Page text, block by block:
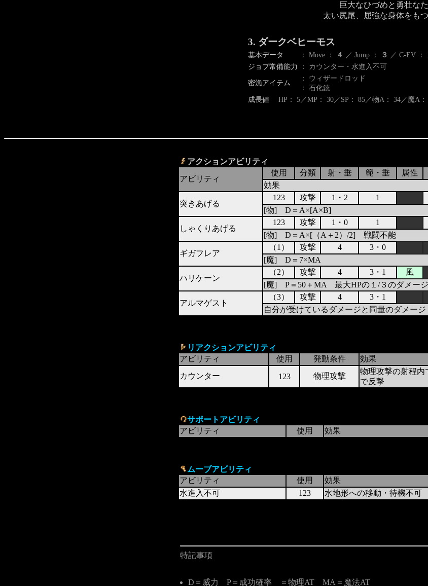
巨大なひづめと勇壮な
太い尻尾、屈強な身体をも
3. ダークベヒーモス
基本データ ： Move ： ４ ／ Jump ： ３ ／ C-EV ：
ジョブ常備能力
： カウンター・水進入不可
密漁アイテム
： ウィザードロッド
： 石化銃
成長値 HP： 5／MP： 30／SP： 85／物A： 34／魔A：
アクションアビリティ
アビリティ
使用 分類 射・垂 範・垂 属性
効果
突きあげる
123 攻撃 1・2 1
[物] D＝A×[A×B]
しゃくりあげる
123 攻撃 1・0 1
[物] D＝A×[（A＋2）/2] 戦闘不能
ギガフレア
（1） 攻撃 4
3・0
[魔] D＝7×MA
ハリケーン
（2） 攻撃 4 3・1
風
[魔] P＝50＋MA 最大HPの１/３のダメージ
アルマゲスト
（3） 攻撃 4
3・1
自分が受けているダメージと同量のダメージ
リアクションアビリティ
アビリティ
使用 発動条件
効果
カウンター
123 物理攻撃
物理攻撃の射程内
で反撃
サポートアビリティ
アビリティ
使用 効果
ムーブアビリティ
アビリティ
使用
効果
水進入不可
123 水地形への移動・待機不可
特記事項
D＝威力 P＝成功確率 ＝物理AT MA＝魔法AT